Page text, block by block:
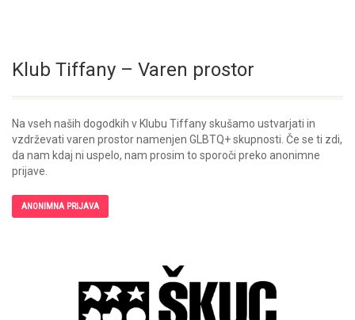
Klub Tiffany – Varen prostor
Na vseh naših dogodkih v Klubu Tiffany skušamo ustvarjati in
vzdrževati varen prostor namenjen GLBTQ+ skupnosti. Če se ti zdi,
da nam kdaj ni uspelo, nam prosim to sporoči preko anonimne
prijave.
ANONIMNA PRIJAVA